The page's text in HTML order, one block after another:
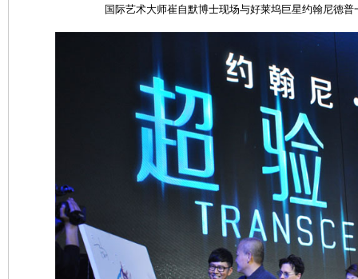
国际艺术大师崔自默博士现场与好莱坞巨星约翰尼德普